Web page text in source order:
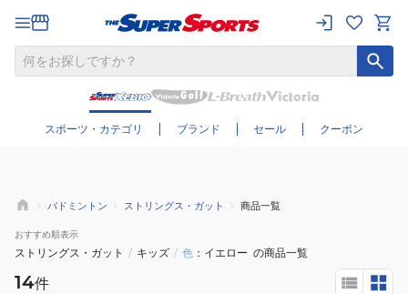
スポーツ・カテゴリ ブランド セール クーポン
さらに絞り込む
バドミントン ストリングス・ガット 商品一覧
おすすめ順表示
ストリングス・ガット / キッズ / 色 イエロー の商品一覧
14件